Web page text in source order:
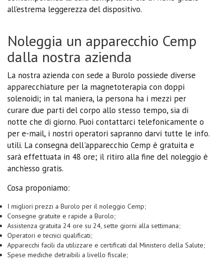
all’estrema leggerezza del dispositivo.
Noleggia un apparecchio Cemp
dalla nostra azienda
La nostra azienda con sede a Burolo possiede diverse
apparecchiature per la magnetoterapia con doppi
solenoidi; in tal maniera, la persona ha i mezzi per
curare due parti del corpo allo stesso tempo, sia di
notte che di giorno. Puoi contattarci telefonicamente o
per e-mail, i nostri operatori sapranno darvi tutte le info.
utili. La consegna dell'apparecchio Cemp è gratuita e
sarà effettuata in 48 ore; il ritiro alla fine del noleggio è
anch’esso gratis.
Cosa proponiamo:
I migliori prezzi a Burolo per il noleggio Cemp;
Consegne gratuite e rapide a Burolo;
Assistenza gratuita 24 ore su 24, sette giorni alla settimana;
Operatori e tecnici qualificati;
Apparecchi facili da utilizzare e certificati dal Ministero della Salute;
Spese mediche detraibili a livello fiscale;